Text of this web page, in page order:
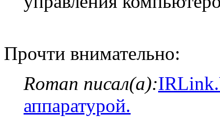
Прочти внимательно:
Roman писал(а):
аппаратурой.